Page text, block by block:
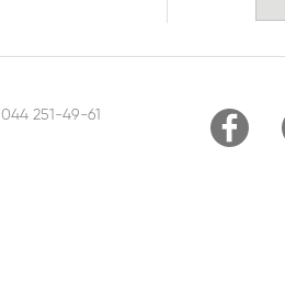
044 251-49-61